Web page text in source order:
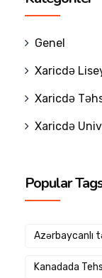
Genel
Xaricdə
Xaricdə
Xaricdə
Popular
Azərbaycanlı
Kanadada